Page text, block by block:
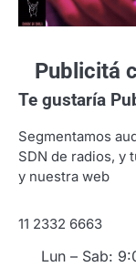
Publicitá
Te gustaría
Segmentamos
SDN de radios, y
y nuestra web
11 2332 6663
Lun – Sab: